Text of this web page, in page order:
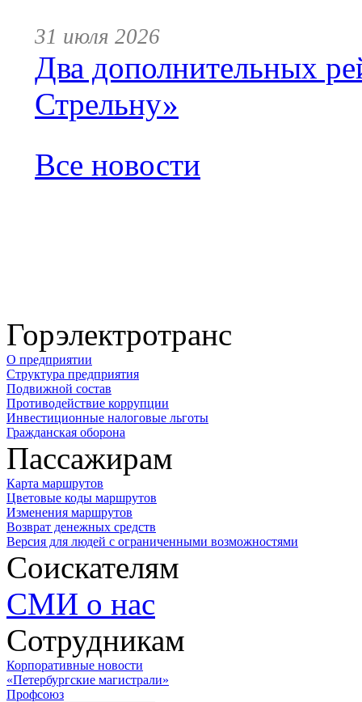
31 июля 2026
Два дополнительных
Стрельну»
Все новости
Горэлектротранс
О предприятии
Структура предприятия
Подвижной состав
Противодействие коррупции
Инвестиционные налоговые льготы
Гражданская оборона
Пассажирам
Карта маршрутов
Цветовые коды маршрутов
Изменения маршрутов
Возврат денежных средств
Версия для людей с ограниченными возможностями
Соискателям
СМИ о нас
Сотрудникам
Корпоративные новости
«Петербургские магистрали»
Профсоюз